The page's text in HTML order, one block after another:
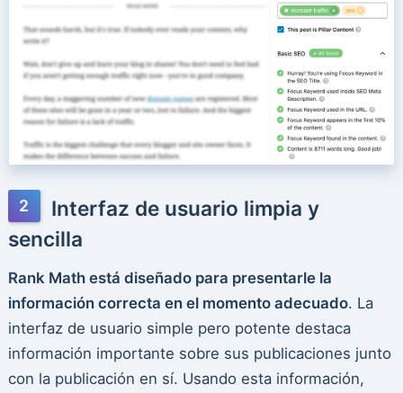
Interfaz de usuario limpia y
sencilla
Rank Math está diseñado para presentarle la
información correcta en el momento adecuado. La
interfaz de usuario simple pero potente destaca
información importante sobre sus publicaciones junto
con la publicación en sí. Usando esta información,